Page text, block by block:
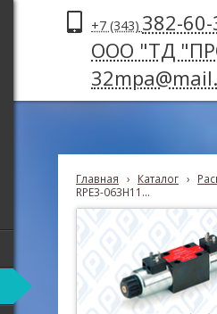
+7 (343) 382-
ООО "ТД
Главная › Каталог ›
RPE3-063H11...